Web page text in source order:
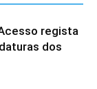
regista
dos